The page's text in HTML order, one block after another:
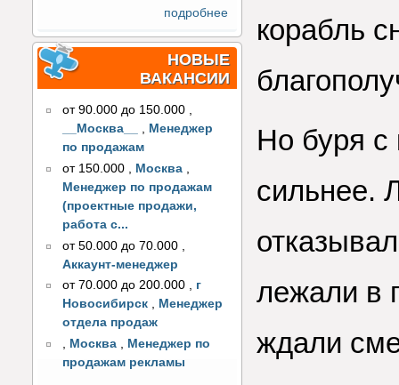
подробнее
НОВЫЕ
ВАКАНСИИ
от 90.000 до 150.000 ,
__Москва__
, Менеджер
по продажам
от 150.000
Москва
Менеджер по продажам
(проектные продажи,
работа с...
от 50.000 до 70.000
Аккаунт-менеджер
от 70.000 до 200.000 , г
Новосибирск , Менеджер
отдела продаж
, Москва , Менеджер по
продажам рекламы
корабль
Но буря с
сильнее.
лежали в
ждали